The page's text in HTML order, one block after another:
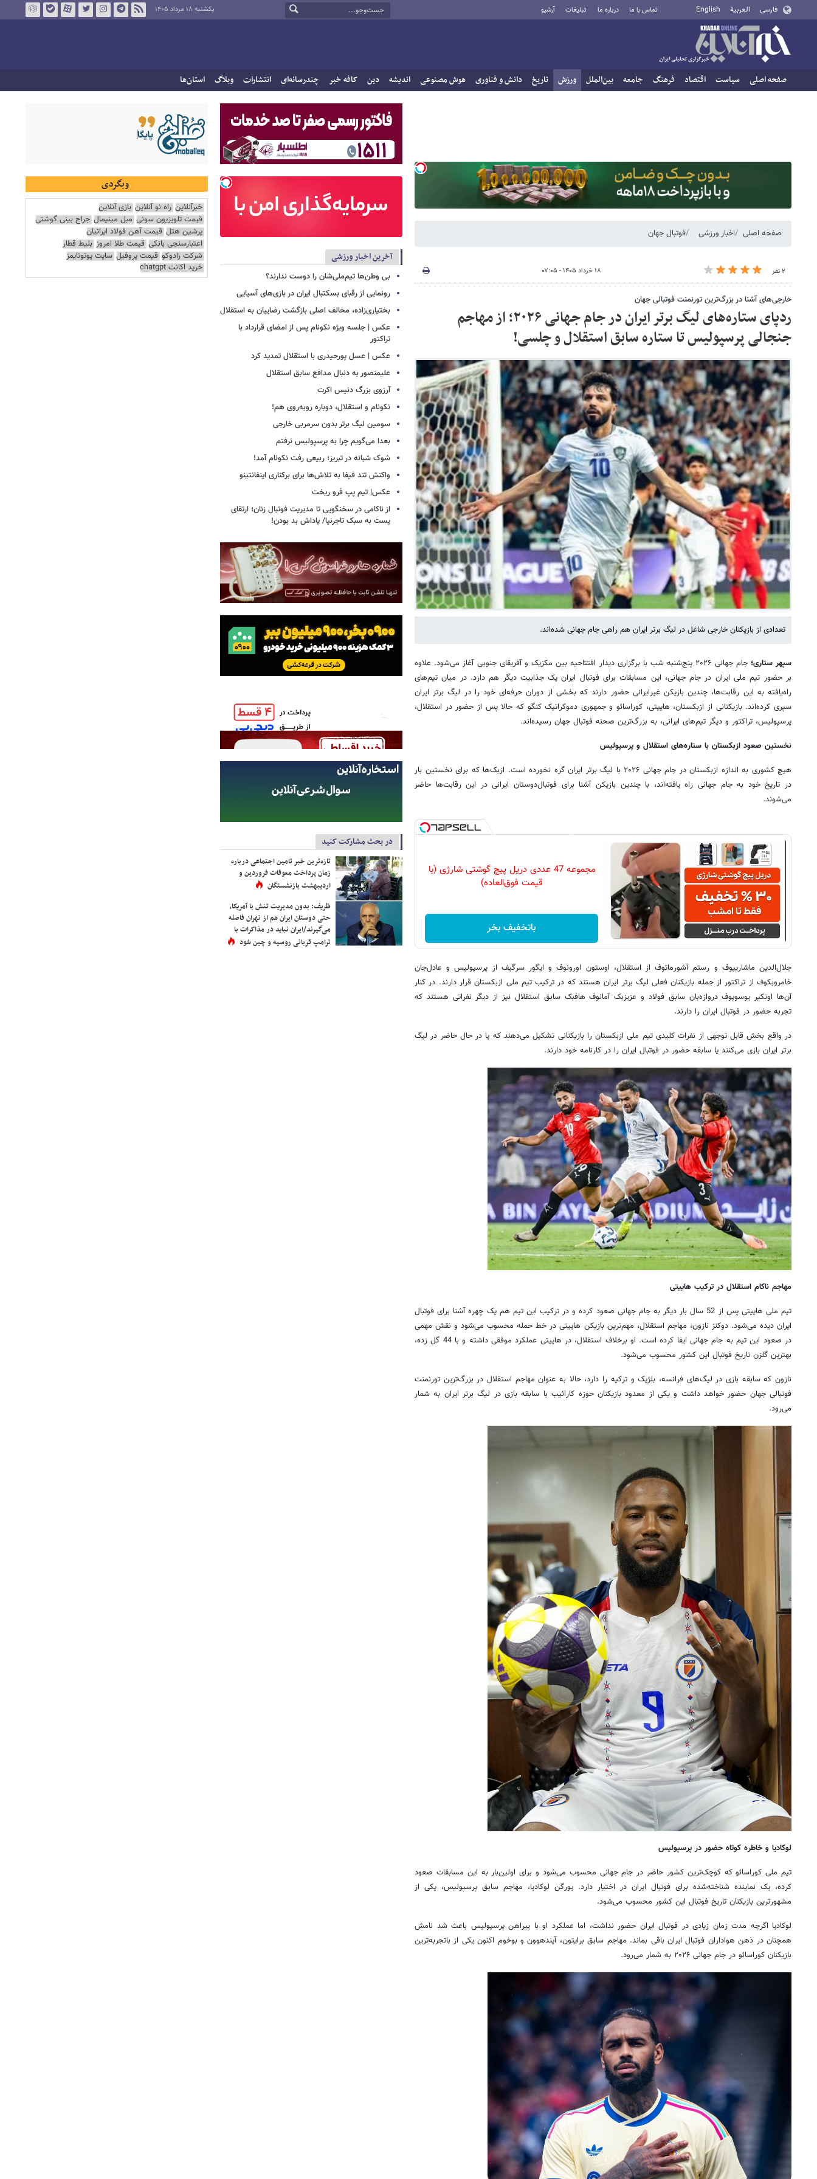
فارسی العربية English تماس با ما درباره ما تبلیغات آرشیو یکشنبه ۱۸ مرداد ۱۴۰۵
صفحه اصلی سیاست اقتصاد فرهنگ جامعه بین‌الملل ورزش تاریخ دانش و فناوری هوش مصنوعی اندیشه دین کافه خبر چندرسانه‌ای انتشارات وبلاگ استان‌ها
صفحه اصلی اخبار ورزشی فوتبال جهان
۲ نفر ۱۸ خرداد ۱۴۰۵ - ۰۷:۰۵
خارجی‌های آشنا در بزرگ‌ترین تورنمنت فوتبالی جهان
ردپای ستاره‌های لیگ برتر ایران در جام جهانی ۲۰۲۶؛ از مهاجم
جنجالی پرسپولیس تا ستاره سابق استقلال و چلسی!
تعدادی از بازیکنان خارجی شاغل در لیگ برتر ایران هم راهی جام جهانی شده‌اند.
سپهر ستاری؛
جام جهانی ۲۰۲۶ پنج‌شنبه شب با برگزاری دیدار افتتاحیه بین مکزیک و آفریقای جنوبی آغاز می‌شود. علاوه
بر حضور تیم ملی ایران در جام جهانی، این مسابقات برای فوتبال ایران یک جذابیت دیگر هم دارد. در میان تیم‌های
راه‌یافته به این رقابت‌ها، چندین بازیکن غیرایرانی حضور دارند که بخشی از دوران حرفه‌ای خود را در لیگ برتر ایران
سپری کرده‌اند. بازیکنانی از ازبکستان، هاییتی، کوراسائو و جمهوری دموکراتیک کنگو که حالا پس از حضور در استقلال،
پرسپولیس، تراکتور و دیگر تیم‌های ایرانی، به بزرگ‌ترین صحنه فوتبال جهان رسیده‌اند.
نخستین صعود ازبکستان با ستاره‌های استقلال و پرسپولیس
هیچ کشوری به اندازه ازبکستان در جام جهانی ۲۰۲۶ با لیگ برتر ایران گره نخورده است. ازبک‌ها که برای نخستین بار
در تاریخ خود به جام جهانی راه یافته‌اند، با چندین بازیکن آشنا برای فوتبال‌دوستان ایرانی در این رقابت‌ها حاضر
می‌شوند.
مجموعه 47 عددی دریل پیچ گوشتی شارژی‌ (با
قیمت فوق‌العاده)
باتخفیف بخر
جلال‌الدین ماشاریپوف و رستم آشورماتوف از استقلال، اوستون اورونوف و ایگور سرگیف از پرسپولیس و عادل‌جان
خامروبکوف از تراکتور از جمله بازیکنان فعلی لیگ برتر ایران هستند که در ترکیب تیم ملی ازبکستان قرار دارند. در کنار
آن‌ها اوتکیر یوسوپوف دروازه‌بان سابق فولاد و عزیزبک آمانوف هافبک سابق استقلال نیز از دیگر نفراتی هستند که
تجربه حضور در فوتبال ایران را دارند.
در واقع بخش قابل توجهی از نفرات کلیدی تیم ملی ازبکستان را بازیکنانی تشکیل می‌دهند که یا در حال حاضر در لیگ
برتر ایران بازی می‌کنند یا سابقه حضور در فوتبال ایران را در کارنامه خود دارند.
مهاجم ناکام استقلال در ترکیب هاییتی
تیم ملی هاییتی پس از 52 سال بار دیگر به جام جهانی صعود کرده و در ترکیب این تیم هم یک چهره آشنا برای فوتبال
ایران دیده می‌شود. دوکنز نازون، مهاجم استقلال، مهم‌ترین بازیکن هاییتی در خط حمله محسوب می‌شود و نقش مهمی
در صعود این تیم به جام جهانی ایفا کرده است. او برخلاف استقلال، در هاییتی عملکرد موفقی داشته و با 44 گل زده،
بهترین گلزن تاریخ فوتبال این کشور محسوب می‌شود.
نازون که سابقه بازی در لیگ‌های فرانسه، بلژیک و ترکیه را دارد، حالا به عنوان مهاجم استقلال در بزرگ‌ترین تورنمنت
فوتبالی جهان حضور خواهد داشت و یکی از معدود بازیکنان حوزه کارائیب با سابقه بازی در لیگ برتر ایران به شمار
می‌رود.
لوکادیا و خاطره کوتاه حضور در پرسپولیس
تیم ملی کوراسائو که کوچک‌ترین کشور حاضر در جام جهانی محسوب می‌شود و برای اولین‌بار به این مسابقات صعود
کرده، یک نماینده شناخته‌شده برای فوتبال ایران در اختیار دارد. یورگن لوکادیا، مهاجم سابق پرسپولیس، یکی از
مشهورترین بازیکنان تاریخ فوتبال این کشور محسوب می‌شود.
لوکادیا اگرچه مدت زمان زیادی در فوتبال ایران حضور نداشت، اما عملکرد او با پیراهن پرسپولیس باعث شد نامش
همچنان در ذهن هواداران فوتبال ایران باقی بماند. مهاجم سابق برایتون، آیندهوون و بوخوم اکنون یکی از باتجربه‌ترین
بازیکنان کوراسائو در جام جهانی ۲۰۲۶ به شمار می‌رود.
آخرین اخبار ورزشی
بی وطن‌ها تیم‌ملی‌شان را دوست ندارند؟
رونمایی از رقبای بسکتبال ایران در بازی‌های آسیایی
بختیاری‌زاده، مخالف اصلی بازگشت رضاییان به استقلال
عکس | جلسه ویژه نکونام پس از امضای قرارداد با
تراکتور
عکس | عسل پورحیدری با استقلال تمدید کرد
علیمنصور به دنبال مدافع سابق استقلال
آرزوی بزرگ دنیس اکرت
نکونام و استقلال، دوباره روبه‌روی هم!
سومین لیگ برتر بدون سرمربی خارجی
بعدا می‌گویم چرا به پرسپولیس نرفتم
شوک شبانه در تبریز؛ ربیعی رفت نکونام آمد!
واکنش تند فیفا به تلاش‌ها برای برکناری اینفانتینو
عکس| تیم پپ فرو ریخت
از ناکامی در سخنگویی تا مدیریت فوتبال زنان؛ ارتقای
پست به سبک تاجرنیا/ پاداش بد بودن!
در بحث مشارکت کنید
تازه‌ترین خبر تامین اجتماعی درباره
زمان پرداخت معوقات فروردین و
اردیبهشت بازنشستگان
ظریف: بدون مدیریت تنش با آمریکا،
حتی دوستان ایران هم از تهران فاصله
می‌گیرند/ایران نباید در مذاکرات با
ترامپ قربانی روسیه و چین شود
وبگردی
خبرآنلاین راه نو آنلاین بازی آنلاین
قیمت تلویزیون سونی مبل مینیمال جراح بینی گوشتی
پرشین هتل قیمت آهن فولاد ایرانیان
اعتبارسنجی بانکی قیمت طلا امروز بلیط قطار
شرکت رادوکو قیمت پروفیل سایت یوتوتایمز
خرید اکانت chatgpt